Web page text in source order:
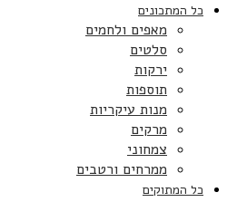
כל המתכונים
מאפים ולחמים
סלטים
ירקות
תוספות
מנות עיקריות
מרקים
צמחוני
ממרחים ורטבים
כל המתוקים